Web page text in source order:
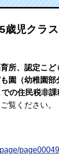
歳児クラ
所、認定こ
園（幼稚園
の住民税非
覧ください。